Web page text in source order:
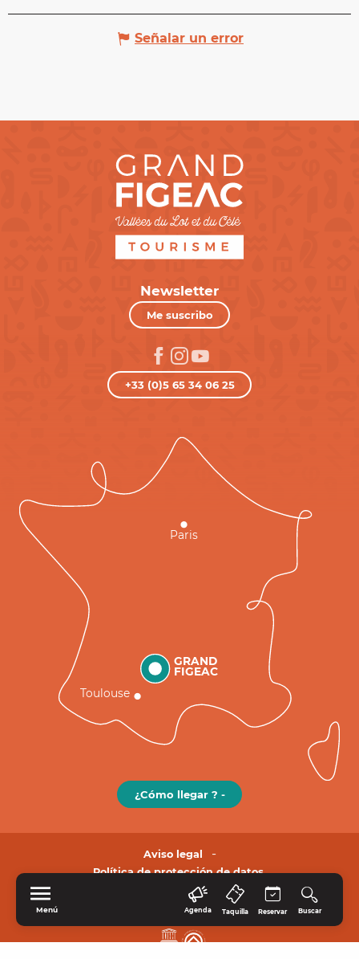
Menú Agenda Taquilla Reservar Buscar
Señalar un error
Newsletter
Me suscribo
+33 (0)5 65 34 06 25
GRAND
FIGEAC
Toulouse
Paris
¿Cómo llegar ? -
Aviso legal
Política de protección de datos.